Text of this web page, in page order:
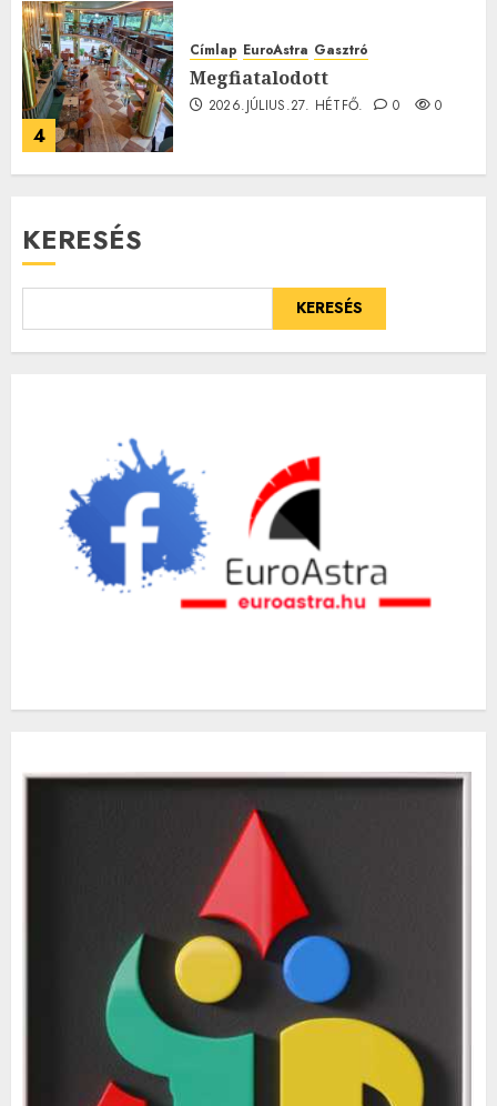
4
Címlap EuroAstra Gasztró
Megfiatalodott
2026.JÚLIUS.27. HÉTFŐ. 0 0
KERESÉS
KERESÉS